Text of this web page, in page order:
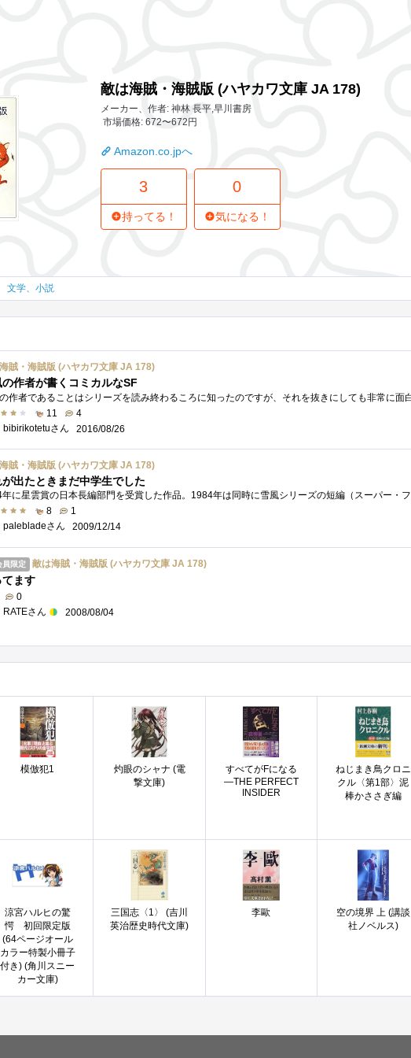
敵は海賊・海賊版 (ハヤカワ文庫 JA 178)
メーカー、作者: 神林 長平,早川書房
市場価格: 672〜672円
Amazon.co.jpへ
3
持ってる！
0
気になる！
文学、小説
賊・海賊版 (ハヤカワ文庫 JA 178)
の作者が書くコミカルなSF
11
4
bibirikotetuさん
2016/08/26
賊・海賊版 (ハヤカワ文庫 JA 178)
が出たときまだ中学生でした
8
1
palebladeさん
2009/12/14
員限定 敵は海賊・海賊版 (ハヤカワ文庫 JA 178)
てます
0
RATEさん
2008/08/04
模倣犯1
灼眼のシャナ (電
撃文庫)
すべてがFになる
―THE PERFECT
INSIDER
ねじまき鳥クロニ
クル〈第1部〉泥
棒かささぎ編
涼宮ハルヒの驚
愕 初回限定版
(64ページオール
カラー特製小冊子
付き) (角川スニー
カー文庫)
三国志〈1〉 (吉川
英治歴史時代文庫)
李歐
空の境界 上 (講談
社ノベルス)